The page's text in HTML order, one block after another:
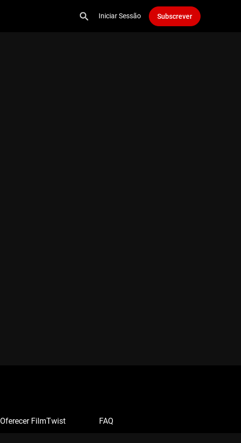
Iniciar Sessão Subscrever
Oferecer FilmTwist FAQ